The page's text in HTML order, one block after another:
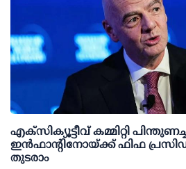
എക്സിക്യൂട്ടീവ് കമ്മിറ്റി
ഇന്‍ഫാന്റിനോയ്ക്ക് ഫിഫ പ്രസിഡന്റ് സ്ഥാനത്ത്
തുടരാം